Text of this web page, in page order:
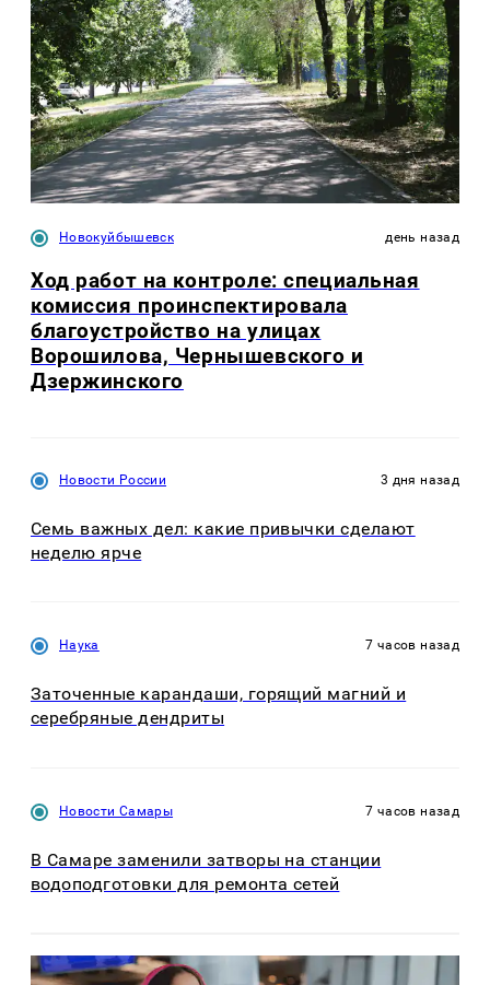
Новокуйбышевск день назад
Ход работ на контроле: специальная
комиссия проинспектировала
благоустройство на улицах
Ворошилова, Чернышевского и
Дзержинского
Новости России 3 дня назад
Семь важных дел: какие привычки сделают
неделю ярче
Наука 7 часов назад
Заточенные карандаши, горящий магний и
серебряные дендриты
Новости Самары 7 часов назад
В Самаре заменили затворы на станции
водоподготовки для ремонта сетей